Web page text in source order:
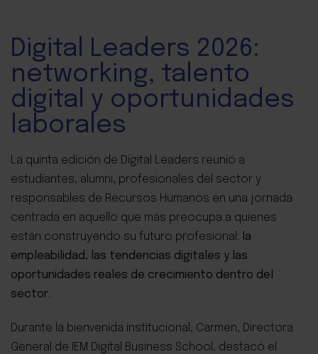
Digital Leaders 2026:
networking, talento
digital y oportunidades
laborales
La quinta edición de Digital Leaders reunió a
estudiantes, alumni, profesionales del sector y
responsables de Recursos Humanos en una jornada
centrada en aquello que más preocupa a quienes
están construyendo su futuro profesional: la
empleabilidad, las tendencias digitales y las
oportunidades reales de crecimiento dentro del
sector.
Durante la bienvenida institucional, Carmen, Directora
General de IEM Digital Business School, destacó el